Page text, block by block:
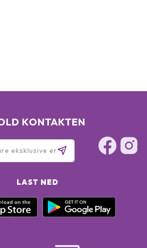
KONTAKTEN
LAST NED